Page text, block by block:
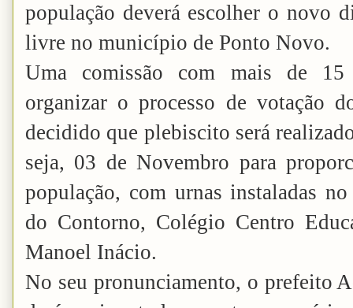
população deverá escolher o novo
livre no município de Ponto Novo.
Uma comissão com mais de 15
organizar o processo de votação
decidido que plebiscito será
seja, 03 de Novembro para
população, com urnas instaladas
do Contorno, Colégio Centro
Manoel Inácio.
No seu pronunciamento, o prefeito